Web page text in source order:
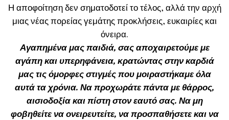
Η αποφοίτηση δεν σηματοδοτεί το τέλος, αλλά την αρχή
μιας νέας πορείας γεμάτης προκλήσεις, ευκαιρίες και
όνειρα.
Αγαπημένα μας παιδιά, σας αποχαιρετούμε με
αγάπη και υπερηφάνεια, κρατώντας στην καρδιά
μας τις όμορφες στιγμές που μοιραστήκαμε όλα
αυτά τα χρόνια. Να προχωράτε πάντα με θάρρος,
αισιοδοξία και πίστη στον εαυτό σας. Να μη
φοβηθείτε να ονειρευτείτε, να προσπαθήσετε και να